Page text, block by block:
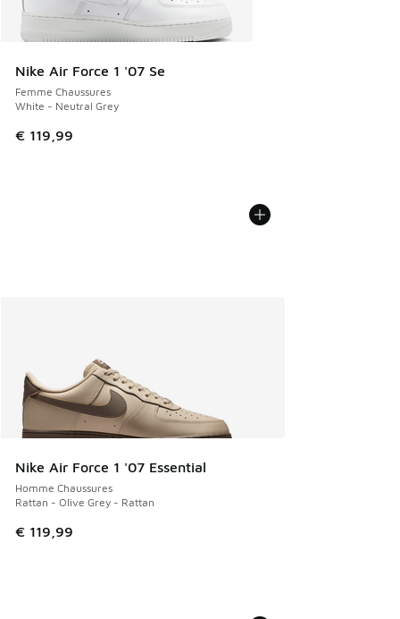
Nike Air Force 1 '07 Se
Femme Chaussures
White - Neutral Grey
€ 119,99
Nike Air Force 1 '07 Essential
Homme Chaussures
Rattan - Olive Grey - Rattan
€ 119,99